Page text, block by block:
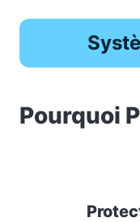
Pourquoi